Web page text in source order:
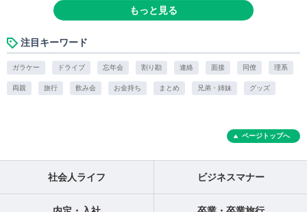
もっと見る
注目キーワード
ガラケー ドライブ 忘年会 割り勘 連絡 面接 同僚 理系
両親 旅行 飲み会 お金持ち まとめ 兄弟・姉妹 グッズ
ページトップへ
社会人ライフ ビジネスマナー